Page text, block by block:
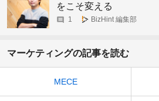
をこそ変える
1 BizHint 編集部
マーケティングの記事を読む
MECE